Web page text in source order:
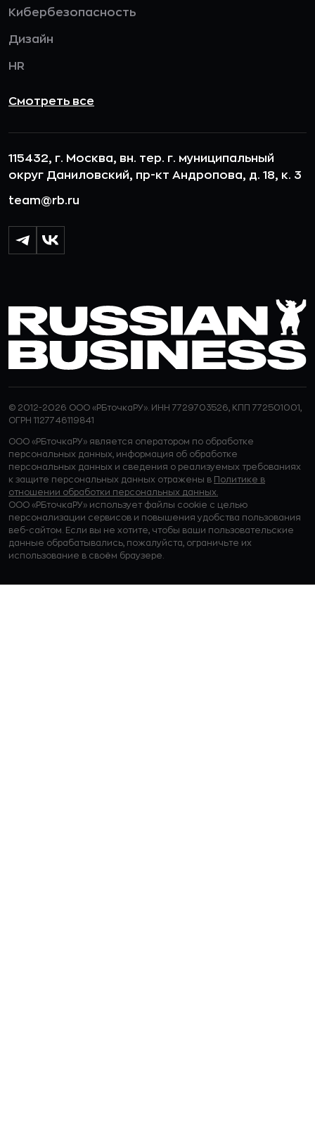
Кибербезопасность
Дизайн
HR
Смотреть все
115432, г. Москва, вн. тер. г. муниципальный
округ Даниловский, пр-кт Андропова, д. 18, к. 3
team@rb.ru
© 2012-2026 ООО «РБточкаРУ». ИНН 7729703526, КПП 772501001,
ОГРН 1127746119841
ООО «РБточкаРУ» является оператором по обработке
персональных данных, информация об обработке
персональных данных и сведения о реализуемых требованиях
к защите персональных данных отражены в Политике в
отношении обработки персональных данных.
ООО «РБточкаРУ» использует файлы cookie с целью
персонализации сервисов и повышения удобства пользования
веб-сайтом. Если вы не хотите, чтобы ваши пользовательские
данные обрабатывались, пожалуйста, ограничьте их
использование в своём браузере.